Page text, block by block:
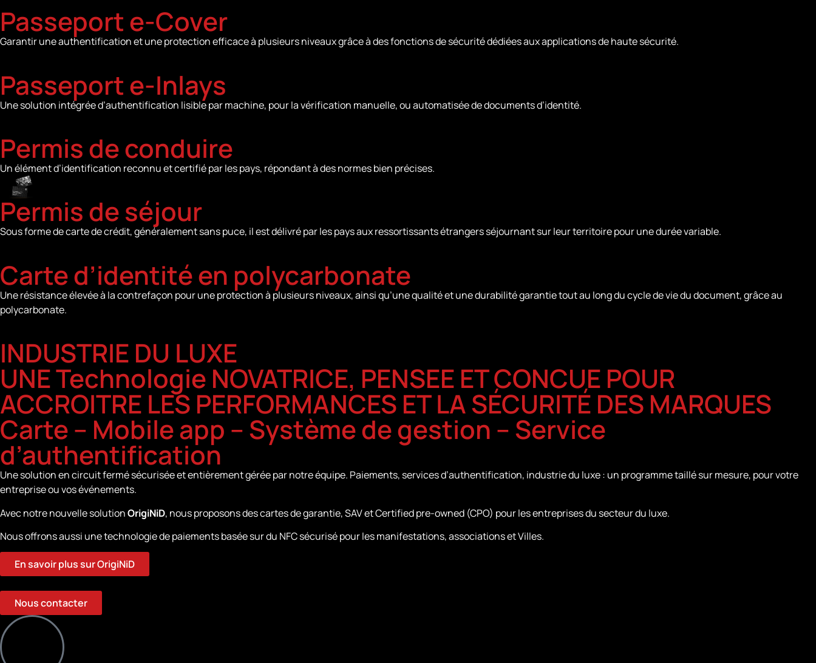
Passeport e-Cover
Garantir une authentification et une protection efficace à plusieurs niveaux grâce à des fonctions de sécurité dédiées aux applications de haute sécurité.
Passeport e-Inlays
Une solution intégrée d’authentification lisible par machine, pour la vérification manuelle, ou automatisée de documents d’identité.
Permis de conduire
Un élément d’identification reconnu et certifié par les pays, répondant à des normes bien précises.
Permis de séjour
Sous forme de carte de crédit, généralement sans puce, il est délivré par les pays aux ressortissants étrangers séjournant sur leur territoire pour une durée variable.
Carte d’identité en polycarbonate
Une résistance élevée à la contrefaçon pour une protection à plusieurs niveaux, ainsi qu’une qualité et une durabilité garantie tout au long du cycle de vie du document, grâce au
polycarbonate.
INDUSTRIE DU LUXE
UNE Technologie NOVATRICE, PENSEE ET CONCUE POUR
ACCROITRE LES PERFORMANCES ET LA SÉCURITÉ DES MARQUES
Carte – Mobile app – Système de gestion – Service
d’authentification
Une solution en circuit fermé sécurisée et entièrement gérée par notre équipe. Paiements, services d’authentification, industrie du luxe : un programme taillé sur mesure, pour votre
entreprise ou vos événements.
Avec notre nouvelle solutionOrigiNiD, nous proposons des cartes de garantie, SAV et Certified pre-owned (CPO) pour les entreprises du secteur du luxe.
Nous offrons aussi une technologie de paiements basée sur du NFC sécurisé pour les manifestations, associations et Villes.
En savoir plus sur OrigiNiD
Nous contacter